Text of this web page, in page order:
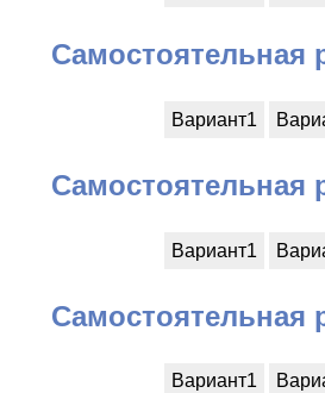
Самостоятельная
Вариант1
Самостоятельная
Вариант1
Самостоятельная
Вариант1